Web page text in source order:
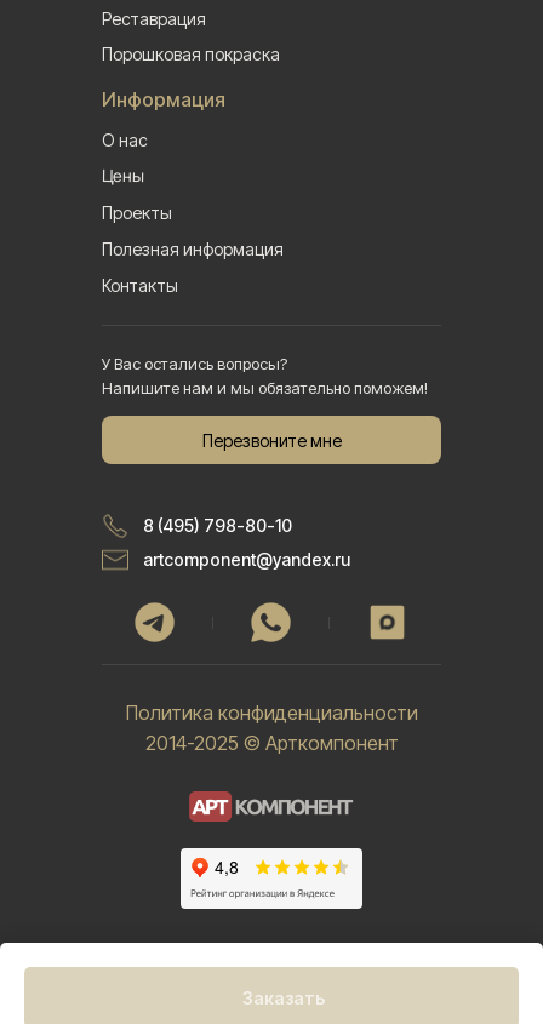
Заказать
Реставрация
Порошковая покраска
2014-2025 © Арткомпонент
Политика конфиденциальности
Информация
О нас
Цены
Проекты
Полезная информация
Контакты
Перезвоните мне
У Вас остались вопросы?
Напишите нам и мы обязательно поможем!
8 (495) 798-80-10
artcomponent@yandex.ru
Tilda